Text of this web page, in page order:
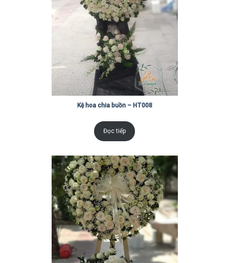
Kệ hoa chia buồn – HT008
Đọc tiếp